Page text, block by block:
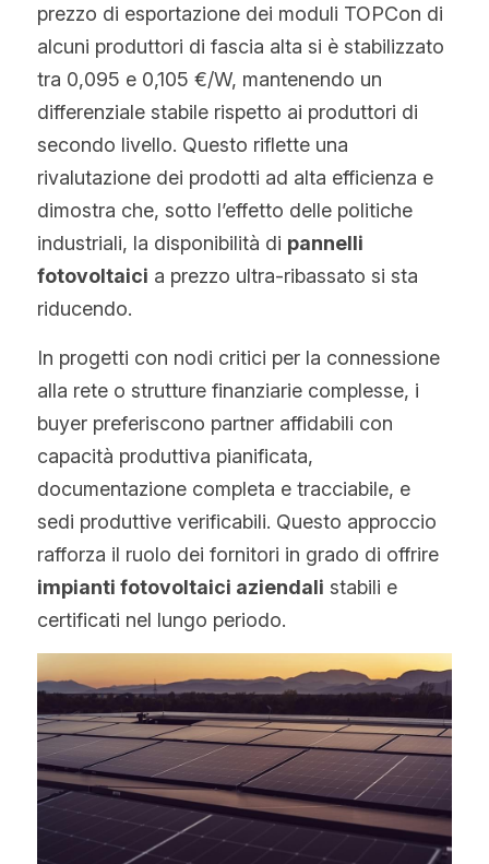
prezzo di esportazione dei moduli TOPCon di
alcuni produttori di fascia alta si è stabilizzato
tra 0,095 e 0,105 €/W, mantenendo un
differenziale stabile rispetto ai produttori di
secondo livello. Questo riflette una
rivalutazione dei prodotti ad alta efficienza e
dimostra che, sotto l’effetto delle politiche
industriali, la disponibilità di pannelli
fotovoltaici a prezzo ultra-ribassato si sta
riducendo.
In progetti con nodi critici per la connessione
alla rete o strutture finanziarie complesse, i
buyer preferiscono partner affidabili con
capacità produttiva pianificata,
documentazione completa e tracciabile, e
sedi produttive verificabili. Questo approccio
impianti fotovoltaici aziendali stabili e
certificati nel lungo periodo.